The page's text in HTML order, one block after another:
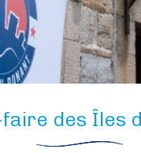
des Îles